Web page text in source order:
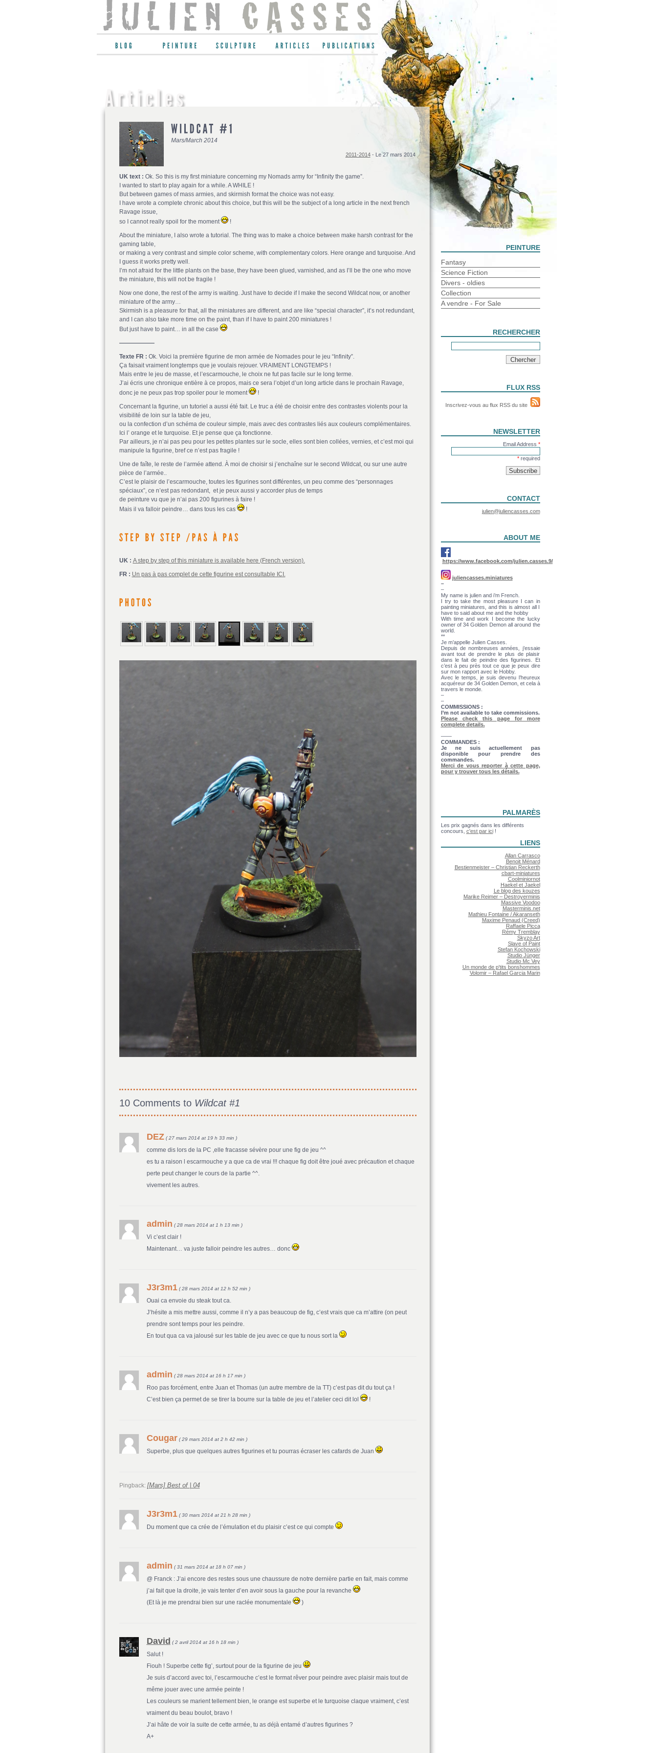
Mars/March 2014
2011-2014- Le 27 mars 2014
UK text : Ok. So this is my first miniature concerning my Nomads army for “Infinity the game”.
I wanted to start to play again for a while. A WHILE !
But between games of mass armies, and skirmish format the choice was not easy.
I have wrote a complete chronic about this choice, but this will be the subject of a long article in the next french
Ravage issue,
so I cannot really spoil for the moment
!
About the miniature, I also wrote a tutorial. The thing was to make a choice between make harsh contrast for the
gaming table,
or making a very contrast and simple color scheme, with complementary colors. Here orange and turquoise. And
I guess it works pretty well.
I’m not afraid for the little plants on the base, they have been glued, varnished, and as I’ll be the one who move
the miniature, this will not be fragile !
Now one done, the rest of the army is waiting. Just have to decide if I make the second Wildcat now, or another
miniature of the army…
Skirmish is a pleasure for that, all the miniatures are different, and are like “special character”, it’s not redundant,
and I can also take more time on the paint, than if I have to paint 200 miniatures !
But just have to paint… in all the case
——————
Texte FR : Ok. Voici la première figurine de mon armée de Nomades pour le jeu “Infinity”.
Ça faisait vraiment longtemps que je voulais rejouer. VRAIMENT LONGTEMPS !
Mais entre le jeu de masse, et l’escarmouche, le choix ne fut pas facile sur le long terme.
J’ai écris une chronique entière à ce propos, mais ce sera l’objet d’un long article dans le prochain Ravage,
donc je ne peux pas trop spoiler pour le moment
!
Concernant la figurine, un tutoriel a aussi été fait. Le truc a été de choisir entre des contrastes violents pour la
visibilité de loin sur la table de jeu,
ou la confection d’un schéma de couleur simple, mais avec des contrastes liés aux couleurs complémentaires.
Ici l’ orange et le turquoise. Et je pense que ça fonctionne.
Par ailleurs, je n’ai pas peu pour les petites plantes sur le socle, elles sont bien collées, vernies, et c’est moi qui
manipule la figurine, bref ce n’est pas fragile !
Une de faîte, le reste de l’armée attend. À moi de choisir si j’enchaîne sur le second Wildcat, ou sur une autre
pièce de l’armée..
C’est le plaisir de l’escarmouche, toutes les figurines sont différentes, un peu comme des “personnages
spéciaux”, ce n’est pas redondant, et je peux aussi y accorder plus de temps
de peinture vu que je n’ai pas 200 figurines à faire !
Mais il va falloir peindre… dans tous les cas
!
UK : A step by step of this miniature is available here (French version).
FR : Un pas à pas complet de cette figurine est consultable ICI.
10 Comments to Wildcat #1
DEZ ( 27 mars 2014 at 19 h 33 min )
comme dis lors de la PC ,elle fracasse sévère pour une fig de jeu ^^
es tu a raison l escarmouche y a que ca de vrai !!! chaque fig doit être joué avec précaution et chaque
perte peut changer le cours de la partie ^^.
vivement les autres.
admin ( 28 mars 2014 at 1 h 13 min )
Vi c’est clair !
Maintenant… va juste falloir peindre les autres… donc
J3r3m1 ( 28 mars 2014 at 12 h 52 min )
Ouai ca envoie du steak tout ca.
J’hésite a mis mettre aussi, comme il n’y a pas beaucoup de fig, c’est vrais que ca m’attire (on peut
prendre sont temps pour les peindre.
En tout qua ca va jalousé sur les table de jeu avec ce que tu nous sort la
admin ( 28 mars 2014 at 16 h 17 min )
Roo pas forcément, entre Juan et Thomas (un autre membre de la TT) c’est pas dit du tout ça !
C’est bien ça permet de se tirer la bourre sur la table de jeu et l’atelier ceci dit lol
!
Cougar ( 29 mars 2014 at 2 h 42 min )
Superbe, plus que quelques autres figurines et tu pourras écraser les cafards de Juan
Pingback: [Mars] Best of | 04
J3r3m1 ( 30 mars 2014 at 21 h 28 min )
Du moment que ca crée de l’émulation et du plaisir c’est ce qui compte
admin ( 31 mars 2014 at 18 h 07 min )
@ Franck : J’ai encore des restes sous une chaussure de notre dernière partie en fait, mais comme
j’ai fait que la droite, je vais tenter d’en avoir sous la gauche pour la revanche
(Et là je me prendrai bien sur une raclée monumentale
)
David ( 2 avril 2014 at 16 h 18 min )
Salut !
Fiouh ! Superbe cette fig’, surtout pour de la figurine de jeu
Je suis d’accord avec toi, l’escarmouche c’est le format rêver pour peindre avec plaisir mais tout de
même jouer avec une armée peinte !
Les couleurs se marient tellement bien, le orange est superbe et le turquoise claque vraiment, c’est
vraiment du beau boulot, bravo !
J’ai hâte de voir la suite de cette armée, tu as déjà entamé d’autres figurines ?
A+
PEINTURE
Fantasy
Science Fiction
Divers - oldies
Collection
A vendre - For Sale
RECHERCHER
FLUX RSS
Inscrivez-vous au flux RSS du site
NEWSLETTER
Email Address *
*required
CONTACT
julien@juliencasses.com
ABOUT ME
https://www.facebook.com/julien.casses.9/
juliencasses.miniatures
–
–
My name is julien and i’m French.
I try to take the most pleasure I can in
painting miniatures, and this is almost all I
have to said about me and the hobby
With time and work I become the lucky
owner of 34 Golden Demon all around the
world.
**
Je m’appelle Julien Casses.
Depuis de nombreuses années, j’essaie
avant tout de prendre le plus de plaisir
dans le fait de peindre des figurines. Et
c’est à peu près tout ce que je peux dire
sur mon rapport avec le Hobby.
Avec le temps, je suis devenu l’heureux
acquéreur de 34 Golden Demon, et cela à
travers le monde.
–
–
COMMISSIONS :
I’m not available to take commissions.
Please check this page for more
complete details.
——
COMMANDES :
Je ne suis actuellement pas
disponible pour prendre des
commandes.
Merci de vous reporter à cette page,
pour y trouver tous les détails.
PALMARÈS
Les prix gagnés dans les différents
concours, c'est par ici!
LIENS
Allan Carrasco
Benoit Ménard
Bestienmeister – Christian Reckerth
cbart-miniatures
Coolminiornot
Haekel et Jaekel
Le blog des kouzes
Marike Reimer – Destroyerminis
Massive Voodoo
Masterminis.net
Mathieu Fontaine / Akaranseth
Maxime Penaud (Creed)
Raffaele Picca
Rémy Tremblay
Skyzo Art
Slave of Paint
Stefan Kochowski
Studio Jünger
Studio Mc Vey
Un monde de p'tits bonshommes
Volomir – Rafael Garcia Marin